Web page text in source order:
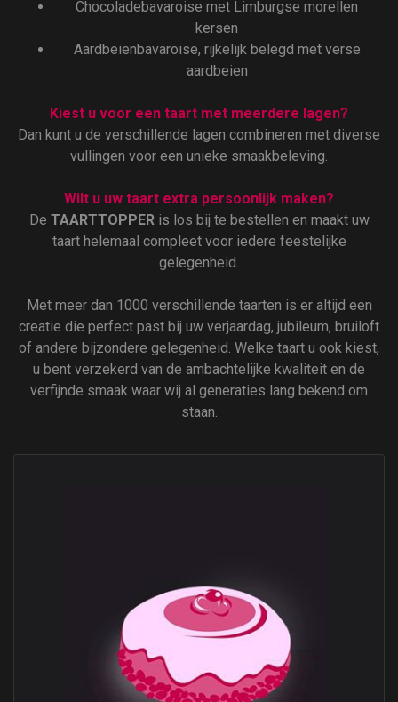
Chocoladebavaroise met Limburgse morellen
kersen
Aardbeienbavaroise, rijkelijk belegd met verse
aardbeien
Kiest u voor een taart met meerdere lagen?
Dan kunt u de verschillende lagen combineren met diverse
vullingen voor een unieke smaakbeleving.
Wilt u uw taart extra persoonlijk maken?
De TAARTTOPPERis los bij te bestellen en maakt uw
taart helemaal compleet voor iedere feestelijke
gelegenheid.
Met meer dan 1000 verschillende taarten is er altijd een
creatie die perfect past bij uw verjaardag, jubileum, bruiloft
of andere bijzondere gelegenheid. Welke taart u ook kiest,
u bent verzekerd van de ambachtelijke kwaliteit en de
verfijnde smaak waar wij al generaties lang bekend om
staan.